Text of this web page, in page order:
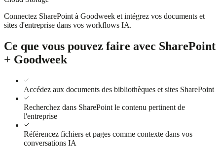
Connectez SharePoint à Goodweek et intégrez vos documents et
sites d'entreprise dans vos workflows IA.
Ce que vous pouvez faire avec SharePoint
+ Goodweek
Accédez aux documents des bibliothèques et sites SharePoint
Recherchez dans SharePoint le contenu pertinent de
l'entreprise
Référencez fichiers et pages comme contexte dans vos
conversations IA